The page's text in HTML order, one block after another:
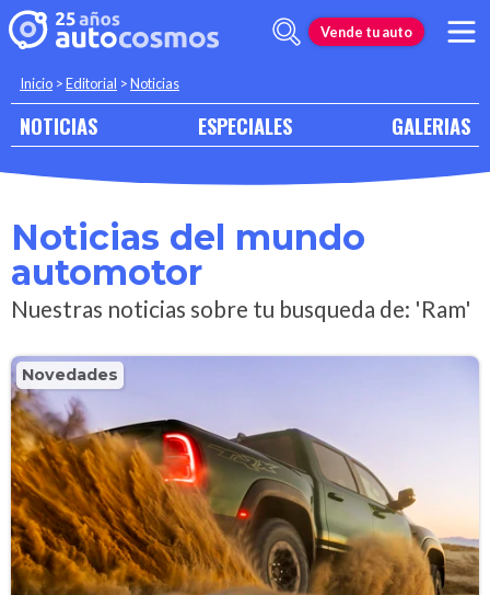
Vende tu auto
Inicio >Editorial >Noticias
NOTICIAS ESPECIALES GALERIAS
Noticias del mundo
automotor
Nuestras noticias sobre tu busqueda de: 'Ram'
Novedades